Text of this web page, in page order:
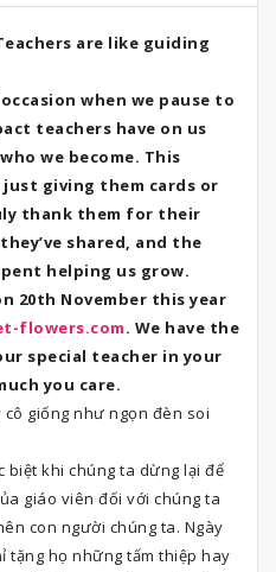
are like guiding
when we pause to
teachers have on us
we become. This
just giving them cards or
thank them for their
shared, and the
helping us grow.
20th November this year
flowers.com. We have the
special teacher in your
you care.
giống như ngọn đèn soi
biệt khi chúng ta dừng lại để
giáo viên đối với chúng ta
con người chúng ta. Ngày
tặng họ những tấm thiệp hay